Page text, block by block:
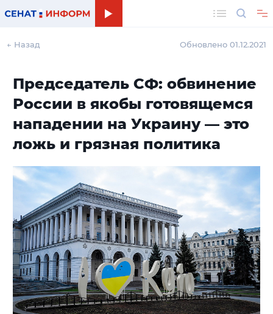
← Назад Обновлено 01.12.2021
Председатель СФ: обвинение
России в якобы готовящемся
нападении на Украину — это
ложь и грязная политика